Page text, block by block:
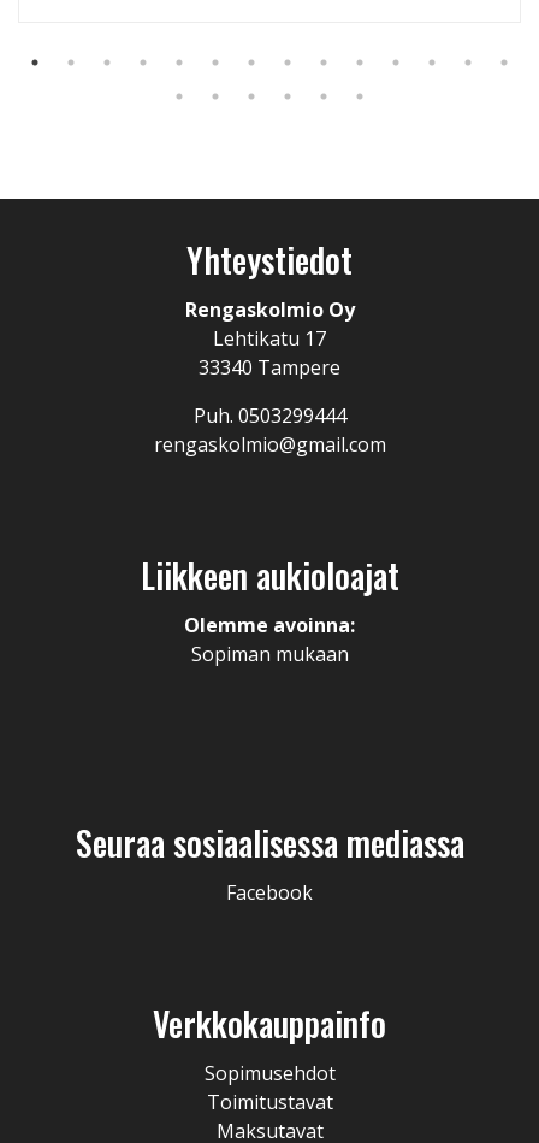
Yhteystiedot
Rengaskolmio Oy
Lehtikatu 17
33340 Tampere
Puh. 0503299444
rengaskolmio@gmail.com
Liikkeen aukioloajat
Olemme avoinna:
Sopiman mukaan
Seuraa sosiaalisessa mediassa
Facebook
Verkkokauppainfo
Sopimusehdot
Toimitustavat
Maksutavat